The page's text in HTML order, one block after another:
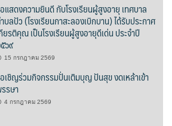
ตย์
แสดงความยินดี กับโรงเรียนผู้สูงอายุ เทศบาล
บลปัว (โรงเรียนกาสะลองเบิกบาน) ได้รับประกาศ
ยรติคุณ เป็นโรงเรียนผู้สูงอายุดีเด่น ประจำปี
๖๙
15 กรกฎาคม 2569
เชิญร่วมกิจกรรมปั่นเติมบุญ ปันสุข งดเหล้าเข้า
รษา
4 กรกฎาคม 2569